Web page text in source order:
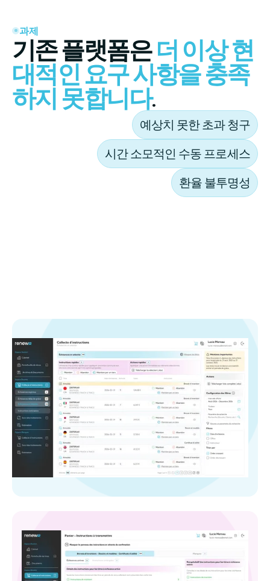
과제
기존 플랫폼은더 이상 현
대적인 요구 사항을 충족
하지 못합니다.
예상치 못한 초과 청구
시간 소모적인 수동 프로세스
환율 불투명성